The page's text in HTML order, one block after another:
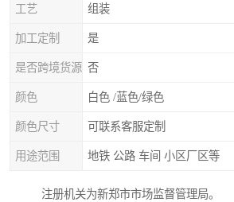
工艺 组装
加工定制 是
是否跨境货源 否
颜色 白色 /蓝色/绿色
颜色尺寸 可联系客服定制
用途范围 地铁 公路 车间 小区厂区等
注册机关为新郑市市场监督管理局。